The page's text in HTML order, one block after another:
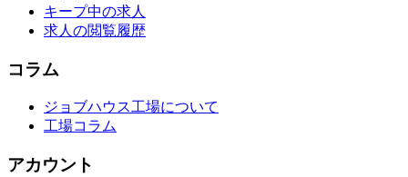
キープ中の求人
求人の閲覧履歴
コラム
ジョブハウス工場について
工場コラム
アカウント